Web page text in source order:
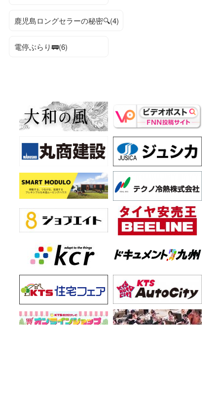
鹿児島ロングセラーの秘密🔍(4)
電停ぶらり🚃(6)